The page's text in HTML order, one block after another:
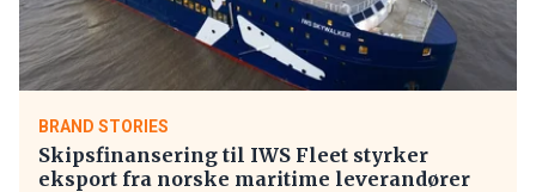
BRAND STORIES
Skipsfinansering til IWS Fleet styrker
eksport fra norske maritime leverandører